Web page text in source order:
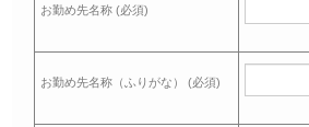
お勤め先名称 (必須)
お勤め先名称（ふりがな） (必須)